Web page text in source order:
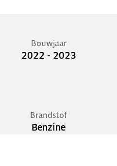
Bouwjaar
2022 - 2023
Brandstof
Benzine